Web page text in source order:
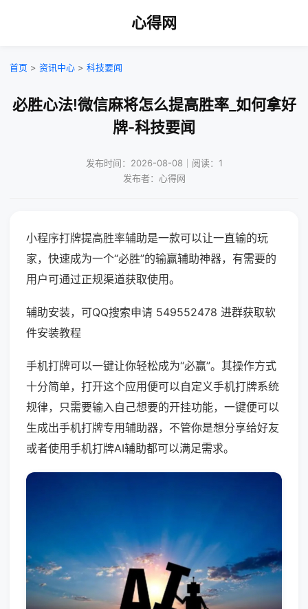
心得网
首页 > 资讯中心 > 科技要闻
必胜心法!微信麻将怎么提高胜率_如何拿好
牌-科技要闻
发布时间：2026-08-08｜阅读：1
发布者：心得网
小程序打牌提高胜率辅助是一款可以让一直输的玩
家，快速成为一个“必胜”的输赢辅助神器，有需要的
用户可通过正规渠道获取使用。
辅助安装，可QQ搜索申请 549552478 进群获取软
件安装教程
手机打牌可以一键让你轻松成为“必赢”。其操作方式
十分简单，打开这个应用便可以自定义手机打牌系统
规律，只需要输入自己想要的开挂功能，一键便可以
生成出手机打牌专用辅助器，不管你是想分享给好友
或者使用手机打牌AI辅助都可以满足需求。